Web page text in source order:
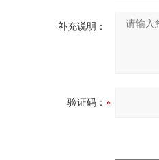
补充说明：
验证码：